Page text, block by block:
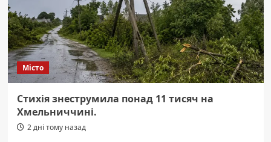
Місто
Стихія знеструмила понад 11 тисяч на
Хмельниччині.
2 дні тому назад